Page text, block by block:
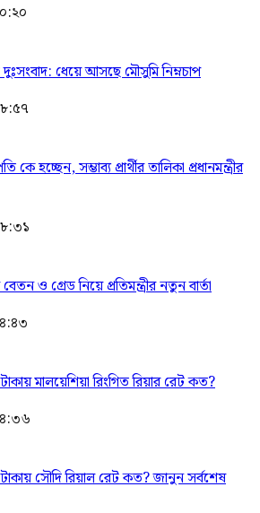
ধেয়ে আসছে মৌসুমি নিম্নচাপ
কে হচ্ছেন, সম্ভাব্য প্রার্থীর তালিকা প্রধানমন্ত্রীর
ও গ্রেড নিয়ে প্রতিমন্ত্রীর নতুন বার্তা
মালয়েশিয়া রিংগিত রিয়ার রেট কত?
সৌদি রিয়াল রেট কত? জানুন সর্বশেষ